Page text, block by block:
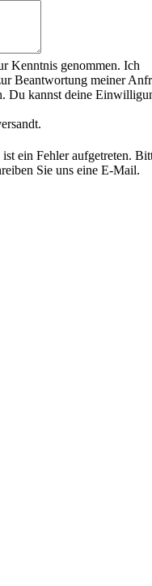
Kenntnis genommen. Ich
Beantwortung meiner
Du kannst deine
ein Fehler aufgetreten.
Sie uns eine E-Mail.